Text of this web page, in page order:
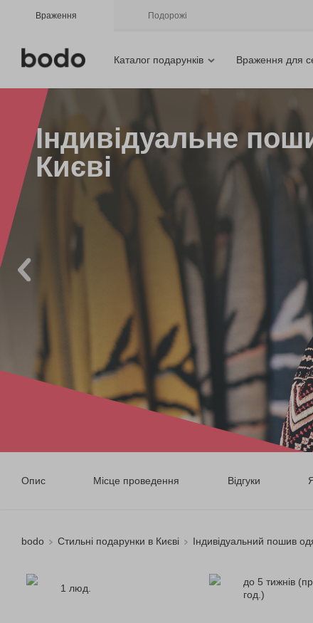
Враження Подорожі
Каталог подарунків Враження для
Індивідуальне
Києві
Опис Місце проведення Відгуки
bodo Стильні подарунки в Києві Індивідуальний пошив
1 люд.
до 5 тижнів
год.)